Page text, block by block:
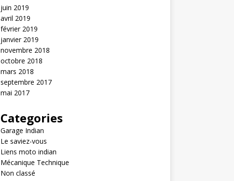
juin 2019
avril 2019
février 2019
janvier 2019
novembre 2018
octobre 2018
mars 2018
septembre 2017
mai 2017
Categories
Garage Indian
Le saviez-vous
Liens moto indian
Mécanique Technique
Non classé